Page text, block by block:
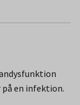
en infektion.